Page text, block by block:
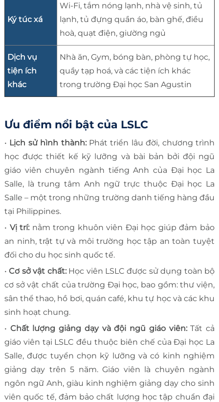
Ký túc xá
Wi-Fi, tắm nóng lạnh, nhà vệ sinh, tủ
lạnh, tủ đựng quần áo, bàn ghế, điều
hoà, quạt điện, giường ngủ
Dịch vụ
tiện ích
khác
Nhà ăn, Gym, bóng bàn, phòng tự học,
quầy tạp hoá, và các tiện ích khác
trong trường Đại học San Agustin
Ưu điểm nổi bật của LSLC
• Lịch sử hình thành: Phát triển lâu đời, chương trình
học được thiết kế kỹ lưỡng và bài bản bởi đội ngũ
giáo viên chuyên ngành tiếng Anh của Đại học La
Salle, là trung tâm Anh ngữ trực thuộc Đại học La
Salle – một trong những trường danh tiếng hàng đầu
tại Philippines.
• Vị trí: nằm trong khuôn viên Đại học giúp đảm bảo
an ninh, trật tự và môi trường học tập an toàn tuyệt
đối cho du học sinh quốc tế.
•Cơ sở vật chất: Học viên LSLC được sử dụng toàn bộ
cơ sở vật chất của trường Đại học, bao gồm: thư viện,
sân thể thao, hồ bơi, quán café, khu tự học và các khu
sinh hoạt chung.
• Chất lượng giảng dạy và đội ngũ giáo viên:Tất cả
giáo viên tại LSLC đều thuộc biên chế của Đại học La
Salle, được tuyển chọn kỹ lưỡng và có kinh nghiệm
giảng dạy trên 5 năm. Giáo viên là chuyên ngành
ngôn ngữ Anh, giàu kinh nghiệm giảng dạy cho sinh
viên quốc tế, đảm bảo chất lượng học tập chuẩn đại